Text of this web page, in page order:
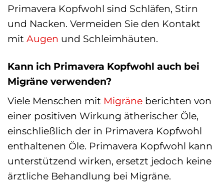
Primavera Kopfwohl sind Schläfen, Stirn
und Nacken. Vermeiden Sie den Kontakt
mit Augen und Schleimhäuten.
Kann ich Primavera Kopfwohl auch bei
Migräne verwenden?
Viele Menschen mit Migräne berichten von
einer positiven Wirkung ätherischer Öle,
einschließlich der in Primavera Kopfwohl
enthaltenen Öle. Primavera Kopfwohl kann
unterstützend wirken, ersetzt jedoch keine
ärztliche Behandlung bei Migräne.